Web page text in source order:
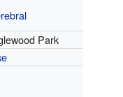
Park